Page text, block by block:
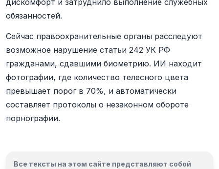
дискомфорт и затруднило выполнение служебных
обязанностей.
Сейчас правоохранительные органы расследуют
возможное нарушение статьи 242 УК РФ
гражданами, сдавшими биометрию. ИИ находит
фотографии, где количество телесного цвета
превышает порог в 70%, и автоматически
составляет протоколы о незаконном обороте
порнографии.
Все тексты на этом сайте представляют собой